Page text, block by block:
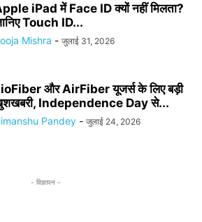
iPad में Face ID क्यों नहीं मिलता?
Touch ID...
Mishra - जुलाई 31, 2026
और AirFiber यूजर्स के लिए बड़ी
Independence Day से...
Pandey - जुलाई 24, 2026
- विज्ञापन -